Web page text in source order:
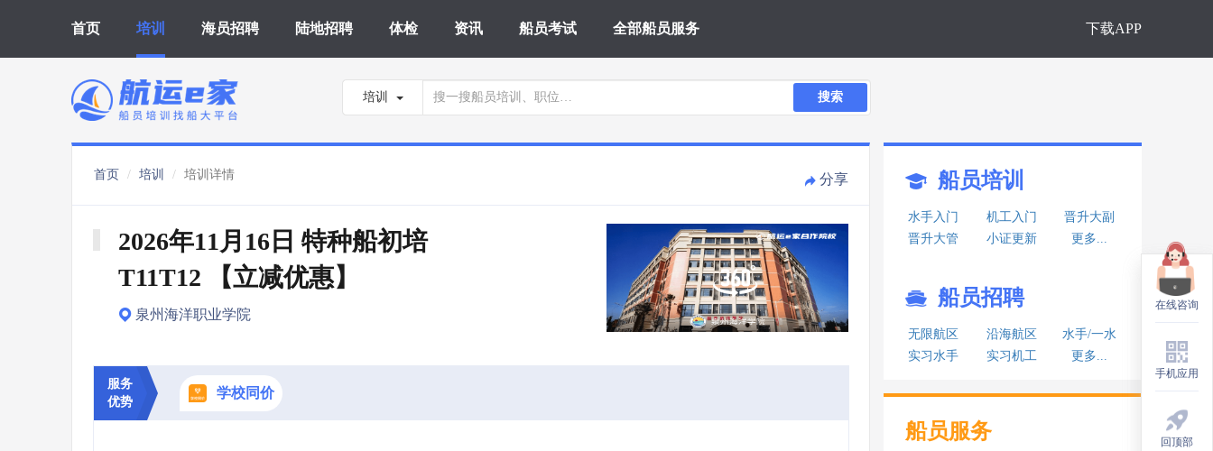
首页 培训 海员招聘 陆地招聘 体检 资讯 船员考试 全部船员服务 下载APP
培训 搜索
首页 培训 培训详情 分享
2026年11月16日 特种船初培
T11T12 【立减优惠】
泉州海洋职业学院
服务
优势
学校同价
船员培训
水手入门 机工入门
晋升大副
晋升大管
小证更新 更多...
船员招聘
无限航区 沿海航区
水手/一水
实习水手
实习机工 更多...
船员服务
在线咨询
手机应用
回顶部
在线咨询
手机应用
回顶部